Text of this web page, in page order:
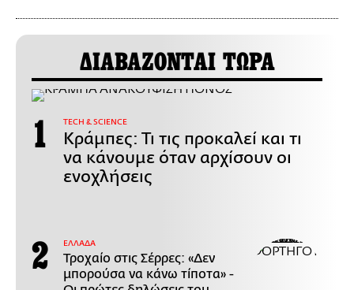
ΔΙΑΒΑΖΟΝΤΑΙ ΤΩΡΑ
ΤECH & SCIENCE
Κράμπες: Τι τις προκαλεί και τι
να κάνουμε όταν αρχίσουν οι
ενοχλήσεις
ΕΛΛΑΔΑ
Τροχαίο στις Σέρρες: «Δεν
μπορούσα να κάνω τίποτα» -